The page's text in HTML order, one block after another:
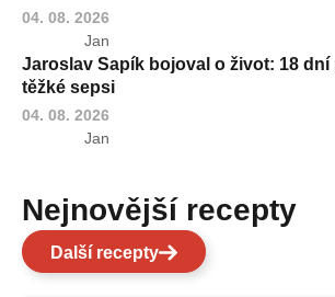
04. 08. 2026
Jan
Jaroslav Sapík bojoval o život: 18 dní
těžké sepsi
04. 08. 2026
Jan
Nejnovější recepty
Další recepty